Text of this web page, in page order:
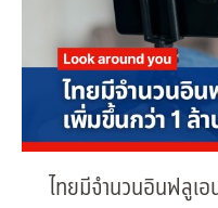
ไทยมีจำนวนอินฟลูเอ